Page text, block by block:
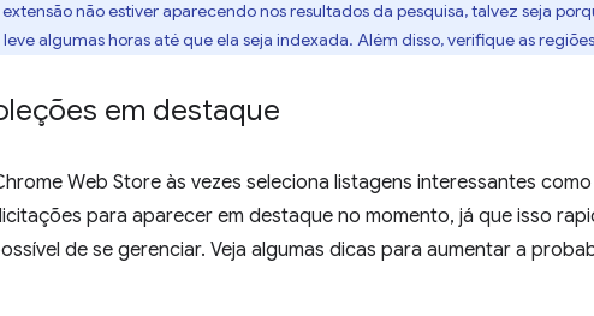
extensão não estiver aparecendo nos resultados da pesquisa, talvez seja
algumas horas até que ela seja indexada. Além disso, verifique as
em destaque
Web Store às vezes seleciona listagens interessantes
para aparecer em destaque no momento, já que isso
de se gerenciar. Veja algumas dicas para aumentar a